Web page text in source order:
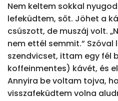
Nem keltem sokkal
lefeküdtem, sőt. Jöhet a
csúszott, de muszáj volt.
nem ettél semmit.”
szendvicset, ittam egy fél
koffeinmentes) kávét, és
Annyira be voltam tojva,
visszafeküdtem volna